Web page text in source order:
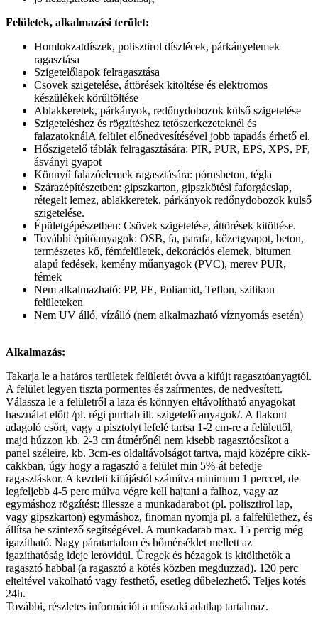
Felületek, alkalmazási terület:
Homlokzatdíszek, polisztirol díszlécek, párkányelemek
ragasztása
Szigetelőlapok felragasztása
Csövek szigetelése, áttörések kitöltése és elektromos
készülékek körültöltése
Ablakkeretek, párkányok, redőnydobozok külső szigetelése
Szigeteléshez és rögzítéshez tetőszerkezeteknél és
falazatoknálA felület előnedvesítésével jobb tapadás érhető el.
Hőszigetelő táblák felragasztására: PIR, PUR, EPS, XPS, PF,
ásványi gyapot
Könnyű falazóelemek ragasztására: pórusbeton, tégla
Szárazépítészetben: gipszkarton, gipszkötési faforgácslap,
rétegelt lemez, ablakkeretek, párkányok redőnydobozok külső
szigetelése.
Épületgépészetben: Csövek szigetelése, áttörések kitöltése.
További építőanyagok: OSB, fa, parafa, kőzetgyapot, beton,
természetes kő, fémfelületek, dekorációs elemek, bitumen
alapú fedések, kemény műanyagok (PVC), merev PUR,
fémek
Nem alkalmazható: PP, PE, Poliamid, Teflon, szilikon
felületeken
Nem UV álló, vízálló (nem alkalmazható víznyomás esetén)
Alkalmazás:
Takarja le a határos területek felületét óvva a kifújt ragasztóanyagtól.
A felület legyen tiszta pormentes és zsírmentes, de nedvesített.
Válassza le a felületről a laza és könnyen eltávolítható anyagokat
használat előtt /pl. régi purhab ill. szigetelő anyagok/. A flakont
adagoló csőrt, vagy a pisztolyt lefelé tartsa 1-2 cm-re a felülettől,
majd húzzon kb. 2-3 cm átmérőnél nem kisebb ragasztócsíkot a
panel széleire, kb. 3cm-es oldaltávolságot tartva, majd középre cikk-
cakkban, úgy hogy a ragasztó a felület min 5%-át befedje
ragasztáskor. A kezdeti kifújástól számítva minimum 1 perccel, de
legfeljebb 4-5 perc múlva végre kell hajtani a falhoz, vagy az
egymáshoz rögzítést: illessze a munkadarabot (pl. polisztirol lap,
vagy gipszkarton) egymáshoz, finoman nyomja pl. a falfelülethez, és
állítsa be szintező segítségével. A munkadarab max. 15 percig még
igazítható. Nagy páratartalom és hőmérséklet mellett az
igazíthatóság ideje lerövidül. Üregek és hézagok is kitölthetők a
ragasztó habbal (a ragasztó a kötés közben megduzzad). 120 perc
elteltével vakolható vagy festhető, esetleg dűbelezhető. Teljes kötés
24h.
További, részletes információt a műszaki adatlap tartalmaz.